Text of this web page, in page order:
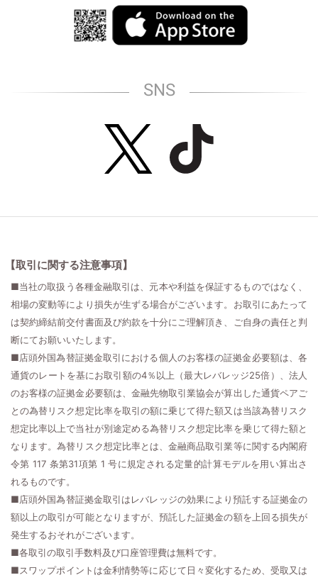
SNS
【取引に関する注意事項】
■当社の取扱う各種金融取引は、元本や利益を保証するものではなく、
相場の変動等により損失が生ずる場合がございます。お取引にあたって
は契約締結前交付書面及び約款を十分にご理解頂き、ご自身の責任と判
断にてお願いいたします。
■店頭外国為替証拠金取引における個人のお客様の証拠金必要額は、各
通貨のレートを基にお取引額の4％以上（最大レバレッジ25倍）、法人
のお客様の証拠金必要額は、金融先物取引業協会が算出した通貨ペアご
との為替リスク想定比率を取引の額に乗じて得た額又は当該為替リスク
想定比率以上で当社が別途定める為替リスク想定比率を乗じて得た額と
なります。為替リスク想定比率とは、金融商品取引業等に関する内閣府
令第 117 条第31項第 1 号に規定される定量的計算モデルを用い算出さ
れるものです。
■店頭外国為替証拠金取引はレバレッジの効果により預託する証拠金の
額以上の取引が可能となりますが、預託した証拠金の額を上回る損失が
発生するおそれがございます。
■各取引の取引手数料及び口座管理費は無料です。
■スワップポイントは金利情勢等に応じて日々変化するため、受取又は